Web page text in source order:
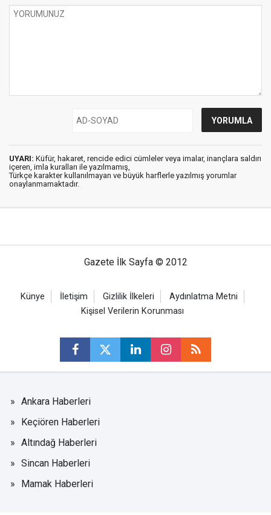
UYARI: Küfür, hakaret, rencide edici cümleler veya imalar, inançlara saldırı
içeren, imla kuralları ile yazılmamış,
Türkçe karakter kullanılmayan ve büyük harflerle yazılmış yorumlar
onaylanmamaktadır.
Gazete İlk Sayfa © 2012
Künye İletişim Gizlilik İlkeleri
Aydınlatma Metni
Kişisel Verilerin Korunması
Ankara Haberleri
Keçiören Haberleri
Altındağ Haberleri
Sincan Haberleri
Mamak Haberleri